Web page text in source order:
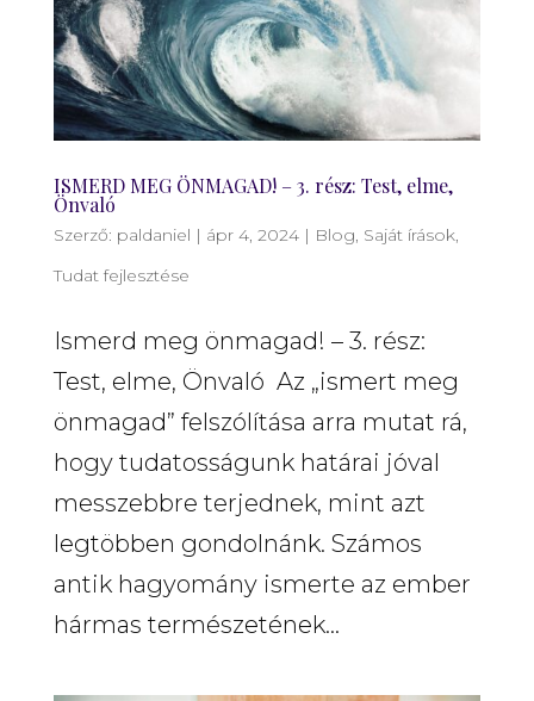
ISMERD MEG ÖNMAGAD! – 3. rész: Test, elme,
Önvaló
Szerző: paldaniel | ápr 4, 2024| Blog Saját írások
Tudat fejlesztése
Ismerd meg önmagad! – 3. rész:
Test, elme, Önvaló Az „ismert meg
önmagad” felszólítása arra mutat rá,
hogy tudatosságunk határai jóval
messzebbre terjednek, mint azt
legtöbben gondolnánk. Számos
antik hagyomány ismerte az ember
hármas természetének...